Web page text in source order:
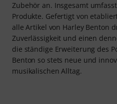
Zubehör an. Insgesamt
Produkte. Gefertigt von
alle Artikel von Harley Benton
Zuverlässigkeit und einen
die ständige Erweiterung des
Benton so stets neue und
musikalischen Alltag.